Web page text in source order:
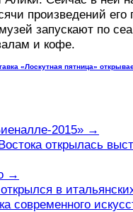
произведений его
запускают по
и кофе.
«Лоскутная пятница»
2015» →
открылась
→
в
современного